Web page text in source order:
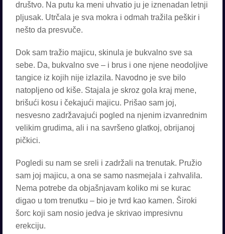
društvo. Na putu ka meni uhvatio ju je iznenadan letnji
pljusak. Utrčala je sva mokra i odmah tražila peškir i
nešto da presvuče.
Dok sam tražio majicu, skinula je bukvalno sve sa
sebe. Da, bukvalno sve – i brus i one njene neodoljive
tangice iz kojih nije izlazila. Navodno je sve bilo
natopljeno od kiše. Stajala je skroz gola kraj mene,
brišući kosu i čekajući majicu. Prišao sam joj,
nesvesno zadržavajući pogled na njenim izvanrednim
velikim grudima, ali i na savršeno glatkoj, obrijanoj
pičkici.
Pogledi su nam se sreli i zadržali na trenutak. Pružio
sam joj majicu, a ona se samo nasmejala i zahvalila.
Nema potrebe da objašnjavam koliko mi se kurac
digao u tom trenutku – bio je tvrd kao kamen. Široki
šorc koji sam nosio jedva je skrivao impresivnu
erekciju.